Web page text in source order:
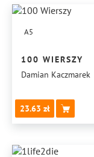
A5
100 WIERSZY
Damian Kaczmarek
23.63